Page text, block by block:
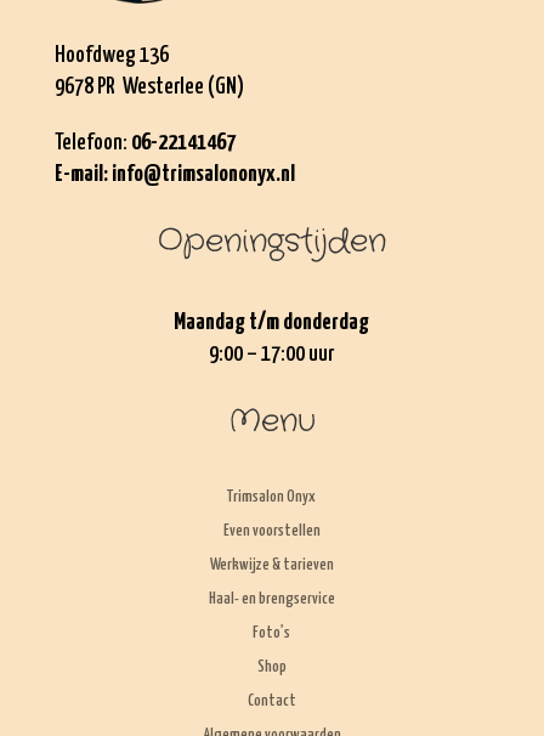
Hoofdweg 136
9678 PR Westerlee (GN)
Telefoon: 06-22141467
E-mail: info@trimsalononyx.nl
Openingstijden
Maandag t/m donderdag
9:00 – 17:00 uur
Menu
Trimsalon Onyx
Even voorstellen
Werkwijze & tarieven
Haal- en brengservice
Foto’s
Shop
Contact